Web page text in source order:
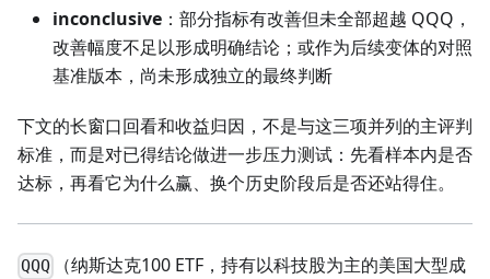
inconclusive ：部分指标有改善但未全部超越 QQQ，
改善幅度不足以形成明确结论；或作为后续变体的对照
基准版本，尚未形成独立的最终判断
下文的长窗口回看和收益归因，不是与这三项并列的主评判
标准，而是对已得结论做进一步压力测试：先看样本内是否
达标，再看它为什么赢、换个历史阶段后是否还站得住。
QQQ
（纳斯达克100 ETF，持有以科技股为主的美国大型成